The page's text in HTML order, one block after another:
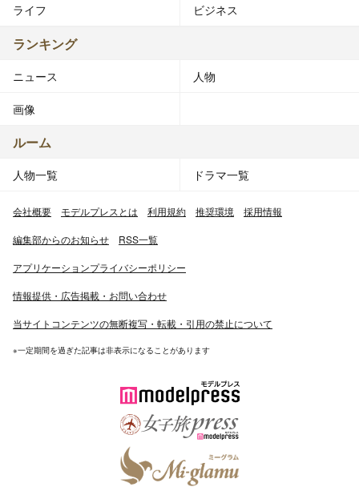
ライフ ビジネス
ランキング
ニュース 人物
画像
ルーム
人物一覧 ドラマ一覧
会社概要 モデルプレスとは 利用規約 推奨環境 採用情報
編集部からのお知らせ RSS一覧
アプリケーションプライバシーポリシー
情報提供・広告掲載・お問い合わせ
当サイトコンテンツの無断複写・転載・引用の禁止について
※一定期間を過ぎた記事は非表示になることがあります